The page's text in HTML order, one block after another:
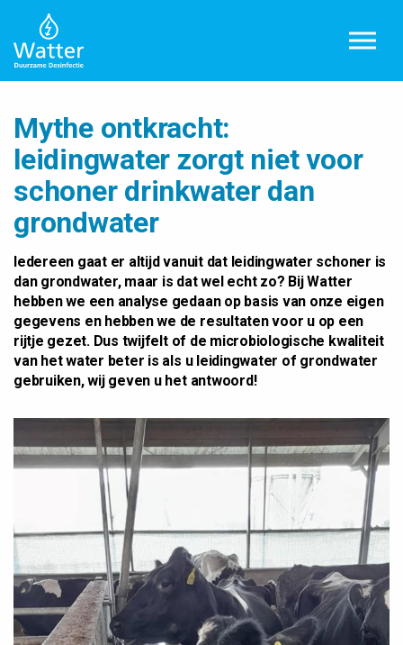
Mythe ontkracht:
leidingwater zorgt niet voor
schoner drinkwater dan
grondwater
Iedereen gaat er altijd vanuit dat leidingwater schoner is
dan grondwater, maar is dat wel echt zo? Bij Watter
hebben we een analyse gedaan op basis van onze eigen
gegevens en hebben we de resultaten voor u op een
rijtje gezet. Dus twijfelt of de microbiologische kwaliteit
van het water beter is als u leidingwater of grondwater
gebruiken, wij geven u het antwoord!